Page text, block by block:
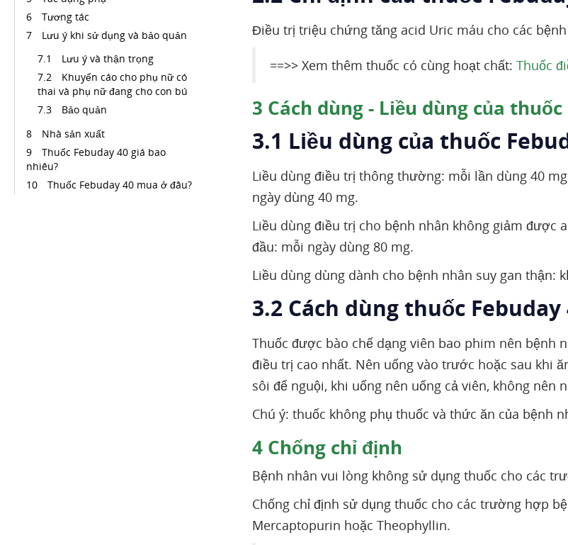
Tương tác
Lưu ý khi sử dụng và bảo quản
Lưu ý và thận trọng
Khuyến cáo cho phụ nữ có
thai và phụ nữ đang cho con bú
Bảo quản
Nhà sản xuất
Thuốc Febuday 40 giá bao
nhiêu?
Thuốc Febuday 40 mua ở đâu?
Điều trị triệu chứng tăng acid Uric máu cho các
==>> Xem thêm thuốc có cùng hoạt chất: Thuốc
3 Cách dùng - Liều dùng của thuốc
3.1 Liều dùng của thuốc
Liều dùng điều trị thông thường: mỗi lần dùng 40
ngày dùng 40 mg.
Liều dùng điều trị cho bệnh nhân không giảm được
đầu: mỗi ngày dùng 80 mg.
Liều dùng dùng dành cho bệnh nhân suy gan thận:
3.2 Cách dùng thuốc
Thuốc được bào chế dạng viên bao phim nên bệnh
điều trị cao nhất. Nên uống vào trước hoặc sau khi
sôi để nguội, khi uống nên uống cả viên, không
Chú ý: thuốc không phụ thuốc và thức ăn của bệnh
4 Chống chỉ định
Bệnh nhân vui lòng không sử dụng thuốc cho các
Chống chỉ định sử dụng thuốc cho các trường hợp
Mercaptopurin hoặc Theophyllin.